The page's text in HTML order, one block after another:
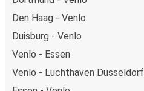
Den Haag - Venlo
Duisburg - Venlo
Venlo - Essen
Venlo - Luchthaven Düsseldorf